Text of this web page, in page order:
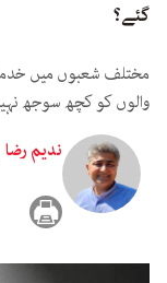
گئے؟
مختلف شعبوں میں
والوں کو کچھ سوجھ
ندیم رضا